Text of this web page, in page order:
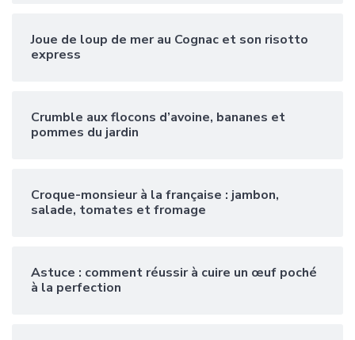
Joue de loup de mer au Cognac et son risotto
express
Crumble aux flocons d’avoine, bananes et
pommes du jardin
Croque-monsieur à la française : jambon,
salade, tomates et fromage
Astuce : comment réussir à cuire un œuf poché
à la perfection